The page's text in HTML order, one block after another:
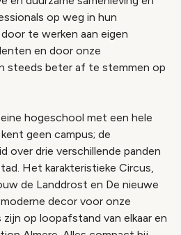
op weg in hun
te werken aan eigen
en door onze
steeds beter af te stemmen op
hogeschool met een hele
geen campus; de
over drie verschillende panden
Het karakteristieke Circus,
de Landdrost en De nieuwe
decor voor onze
op loopafstand van elkaar en